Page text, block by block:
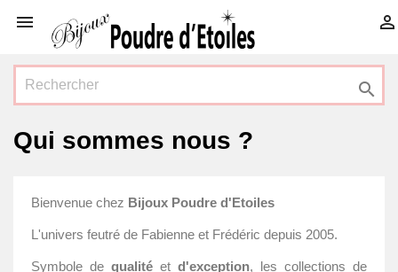
 

Qui sommes nous ?
Bienvenue chez Bijoux Poudre d'Etoiles
L'univers feutré de Fabienne et Frédéric depuis 2005.
Symbole de qualité et d'exception, les collections de